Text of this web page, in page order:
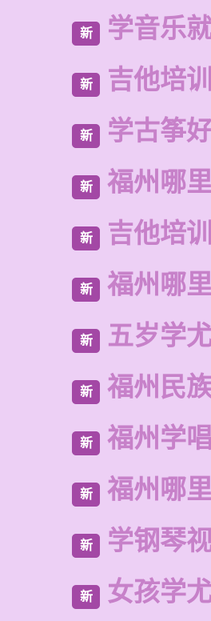
新 学音乐
新 吉他培训
新 学古筝
新 福州哪
新 吉他培
新 福州哪
新 五岁学
新 福州民
新 福州学
新 福州哪
新 学钢琴
新 女孩学